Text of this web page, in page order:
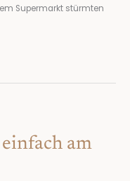
Supermarkt stürmten
einfach am